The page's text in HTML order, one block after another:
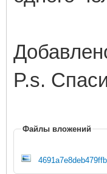
P.s.
Файлы вложений